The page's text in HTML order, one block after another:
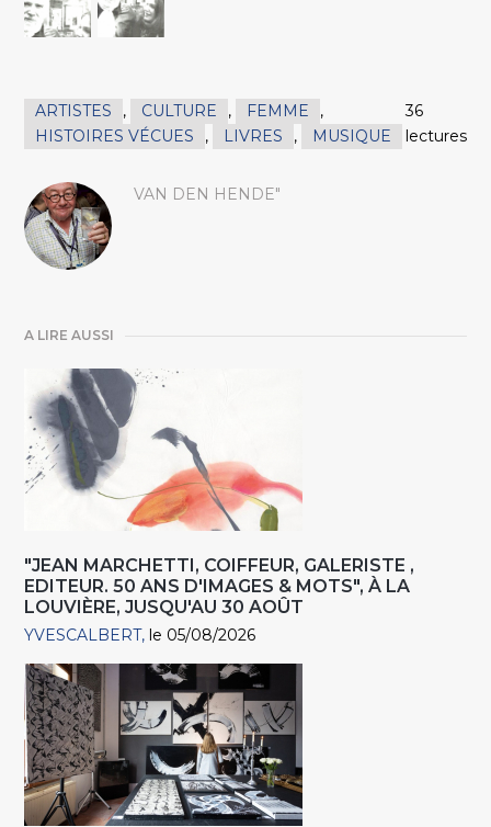
ARTISTES , CULTURE , FEMME
,
HISTOIRES VÉCUES
, LIVRES , MUSIQUE
36
lectures
VAN DEN HENDE"
A LIRE AUSSI
"JEAN MARCHETTI, COIFFEUR, GALERISTE ,
EDITEUR. 50 ANS D'IMAGES & MOTS", À LA
LOUVIÈRE, JUSQU'AU 30 AOÛT
YVESCALBERT le 05/08/2026